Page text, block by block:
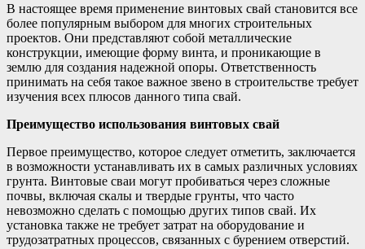
В настоящее время применение винтовых свай становится все
более популярным выбором для многих строительных
проектов. Они представляют собой металлические
конструкции, имеющие форму винта, и проникающие в
землю для создания надежной опоры. Ответственность
принимать на себя такое важное звено в строительстве требует
изучения всех плюсов данного типа свай.
Преимущество использования винтовых свай
Первое преимущество, которое следует отметить, заключается
в возможности устанавливать их в самых различных условиях
грунта. Винтовые сваи могут пробиваться через сложные
почвы, включая скалы и твердые грунты, что часто
невозможно сделать с помощью других типов свай. Их
установка также не требует затрат на оборудование и
трудозатратных процессов, связанных с бурением отверстий.